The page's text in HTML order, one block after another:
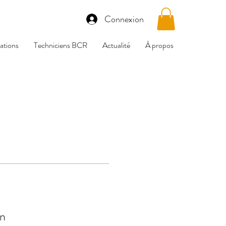
Connexion
Techniciens BCR Actualité À propos